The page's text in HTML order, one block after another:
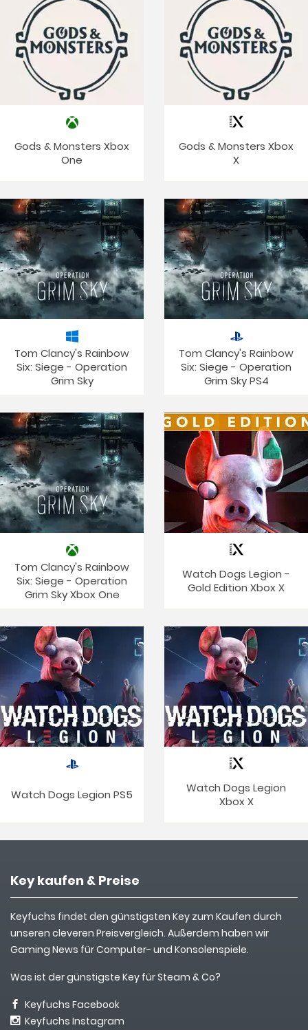
Gods & Monsters Xbox
One
Gods & Monsters Xbox
X
Tom Clancy's Rainbow
Six: Siege - Operation
Grim Sky
Tom Clancy's Rainbow
Six: Siege - Operation
Grim Sky PS4
Tom Clancy's Rainbow
Six: Siege - Operation
Grim Sky Xbox One
Watch Dogs Legion -
Gold Edition Xbox X
Watch Dogs Legion PS5
Watch Dogs Legion
Xbox X
Key kaufen & Preise
Keyfuchs findet den günstigsten Key zum Kaufen durch
unseren cleveren Preisvergleich. Außerdem haben wir
Gaming News für Computer- und Konsolenspiele.
Was ist der günstigste Key für Steam & Co?
Keyfuchs Facebook
Keyfuchs Instagram